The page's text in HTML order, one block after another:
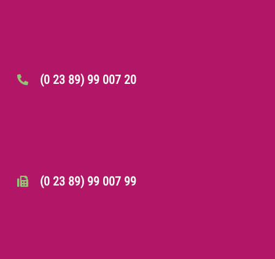
(0 23 89) 99 007 20
(0 23 89) 99 007 99